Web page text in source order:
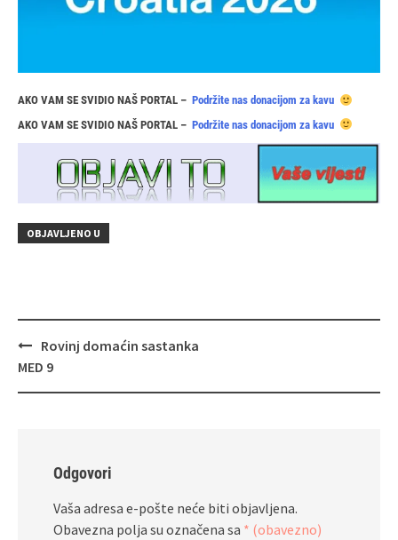
AKO VAM SE SVIDIO NAŠ PORTAL – Podržite nas donacijom za kavu
AKO VAM SE SVIDIO NAŠ PORTAL – Podržite nas donacijom za kavu
OBJAVLJENO U
Navigacija
objava
Rovinj domaćin sastanka
MED 9
Odgovori
Vaša adresa e-pošte neće biti objavljena.
Obavezna polja su označena sa * (obavezno)